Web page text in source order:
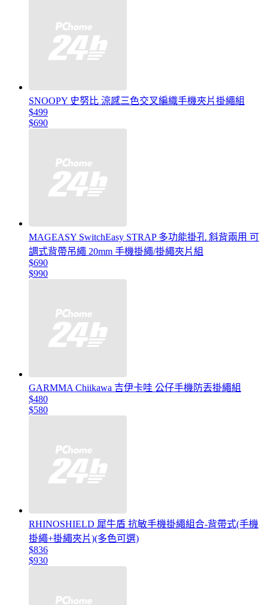
SNOOPY 史努比 涼感三色交叉編織手機夾片掛繩組
$499
$690
MAGEASY SwitchEasy STRAP 多功能掛孔 斜背兩用 可
調式背帶吊繩 20mm 手機掛繩/掛繩夾片組
$690
$990
GARMMA Chiikawa 吉伊卡哇 公仔手機防丟掛繩組
$480
$580
RHINOSHIELD 犀牛盾 抗敏手機掛繩組合-背帶式(手機
掛繩+掛繩夾片)(多色可選)
$836
$930